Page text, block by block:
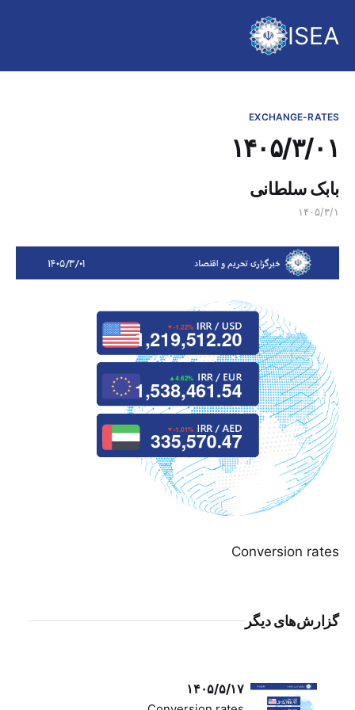
ISEA
EXCHANGE-RATES
۱۴۰۵/۳/۰۱
بابک سلطانی
۱۴۰۵/۳/۱
Conversion rates
گزارش‌های دیگر
۱۴۰۵/۵/۱۷